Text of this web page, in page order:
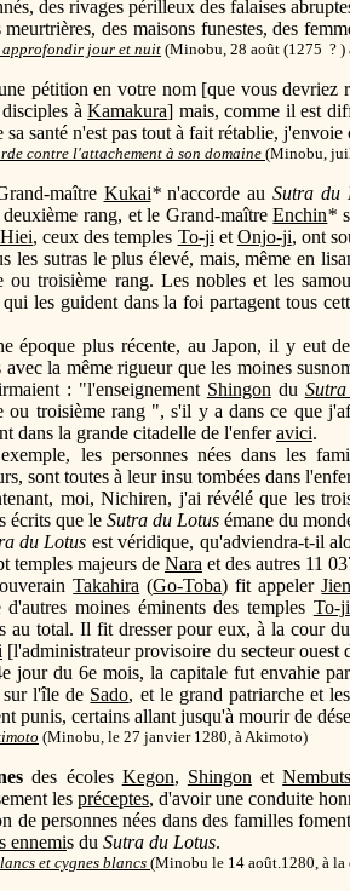
des rivages périlleux des falaises
des maisons funestes, des
approfondir jour et nuit (Minobu, 28 août (1275 ? )
pétition en votre nom [que vous devriez
disciples àKamakura] mais, comme il est
sa santé n'est pas tout à fait rétablie, j'envoie
contre l'attachement à son domaine (Minobu,
maître Kukai*n'accorde au Sutra du
deuxième rang, et le Grand-maîtreEnchin*
, ceux des temples To-ji et Onjo-ji, ont
les sutras le plus élevé, mais, même en
ou troisième rang. Les nobles et les
qui les guident dans la foi partagent tous
époque plus récente, au Japon, il y eut
avec la même rigueur que les moines
: "l'enseignement Shingon du
ou troisième rang ", s'il y a dans ce que
dans la grande citadelle de l'enferavici.
les personnes nées dans les
sont toutes à leur insu tombées dans
moi, Nichiren, j'ai révélé que les
écrits que le Sutra du Lotus émane du
du Lotus est véridique, qu'adviendra-t-il
temples majeurs de Nara et des autres 11
Takahira (Go-Toba) fit appeler
d'autres moines éminents des temples To-ji
au total. Il fit dresser pour eux, à la cour
[l'administrateur provisoire du secteur
jour du 6e mois, la capitale fut envahie
l'île de Sado, et le grand patriarche et
punis, certains allant jusqu'à mourir de
(Minobu, le 27 janvier 1280, à Akimoto)
des écoles Kegon, Shingon et
les préceptes, d'avoir une conduite
de personnes nées dans des familles
ennemis du Sutra du Lotus.
et cygnes blancs (Minobu le 14 août.1280, à la